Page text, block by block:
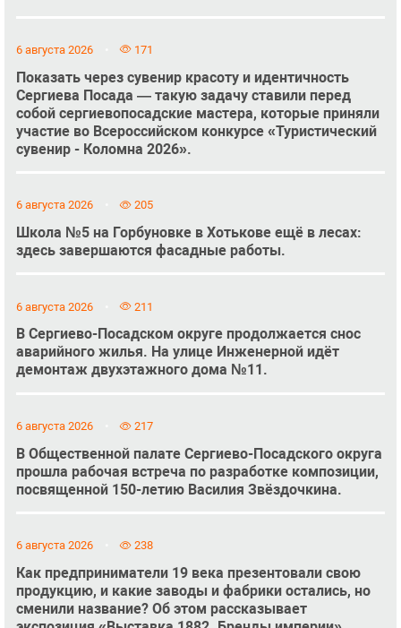
6 августа 2026 171
Показать через сувенир красоту и идентичность
Сергиева Посада — такую задачу ставили перед
собой сергиевопосадские мастера, которые приняли
участие во Всероссийском конкурсе «Туристический
сувенир - Коломна 2026».
6 августа 2026 205
Школа №5 на Горбуновке в Хотькове ещё в лесах:
здесь завершаются фасадные работы.
6 августа 2026 211
В Сергиево-Посадском округе продолжается снос
аварийного жилья. На улице Инженерной идёт
демонтаж двухэтажного дома №11.
6 августа 2026 217
В Общественной палате Сергиево-Посадского округа
прошла рабочая встреча по разработке композиции,
посвященной 150-летию Василия Звёздочкина.
6 августа 2026 238
Как предприниматели 19 века презентовали свою
продукцию, и какие заводы и фабрики остались, но
сменили название? Об этом рассказывает